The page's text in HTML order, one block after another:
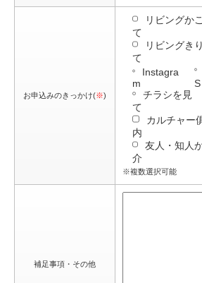
お申込みのきっかけ(※)
リビングか
て
リビングき
て
Instagra
m
S
チラシを見
て
カルチャー
内
友人・知人
介
※複数選択可能
補足事項・その他